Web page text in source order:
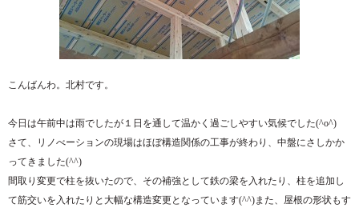
こんばんわ。北村です。
今日は午前中は雨でしたが１日を通して温かく過ごしやすい気候でした(^o^)
さて、リノべーションの現場はほぼ構造関係の工事が終わり、中盤にさしかか
ってきました(^^)
間取り変更で柱を抜いたので、その補強として鉄の梁を入れたり、柱を追加し
て筋交いを入れたりと大幅な構造変更となっています(^^)また、屋根の形状もす